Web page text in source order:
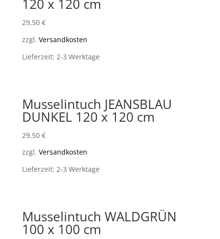
120 x 120 cm
29,50 €
zzgl. Versandkosten
Lieferzeit: 2-3 Werktage
Musselintuch JEANSBLAU
DUNKEL 120 x 120 cm
29,50 €
zzgl. Versandkosten
Lieferzeit: 2-3 Werktage
Musselintuch WALDGRÜN
100 x 100 cm